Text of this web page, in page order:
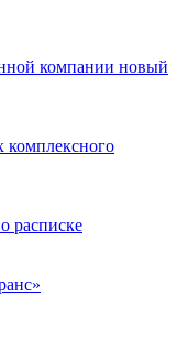
компании новый
комплексного
расписке